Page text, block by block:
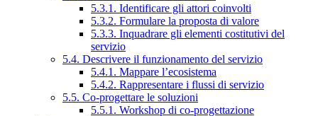
5.3.1. Identificare gli attori coinvolti
5.3.2. Formulare la proposta di valore
5.3.3. Inquadrare gli elementi costitutivi del
servizio
5.4. Descrivere il funzionamento del servizio
5.4.1. Mappare l’ecosistema
5.4.2. Rappresentare i flussi di servizio
5.5. Co-progettare le soluzioni
5.5.1. Workshop di co-progettazione